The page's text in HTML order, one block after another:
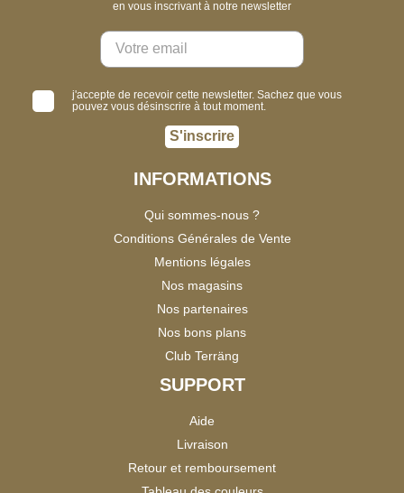
en vous inscrivant à notre newsletter
j'accepte de recevoir cette newsletter. Sachez que vous
pouvez vous désinscrire à tout moment.
S'inscrire
INFORMATIONS
Qui sommes-nous ?
Conditions Générales de Vente
Mentions légales
Nos magasins
Nos partenaires
Nos bons plans
Club Terräng
SUPPORT
Aide
Livraison
Retour et remboursement